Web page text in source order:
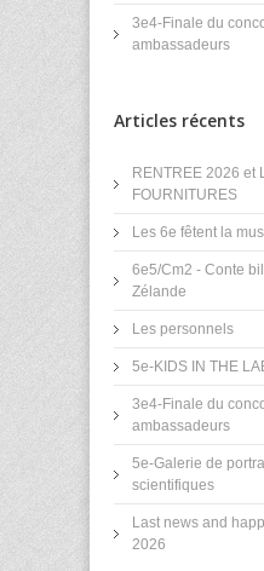
3e4-Finale du
ambassadeurs
Articles récents
RENTREE 2026 et
FOURNITURES
Les 6e fêtent la
6e5/Cm2 - Conte
Zélande
Les personnels
5e-KIDS IN THE
3e4-Finale du
ambassadeurs
5e-Galerie de
scientifiques
Last news and
2026